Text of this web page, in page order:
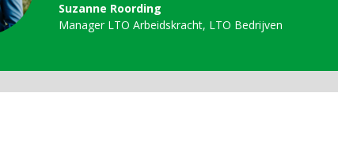
Suzanne Roording
Manager LTO Arbeidskracht, LTO Bedrijven